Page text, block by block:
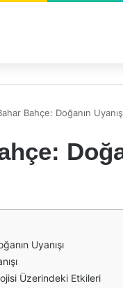
Bahçe: Doğanın
Uyanışı
Üzerindeki Etkileri